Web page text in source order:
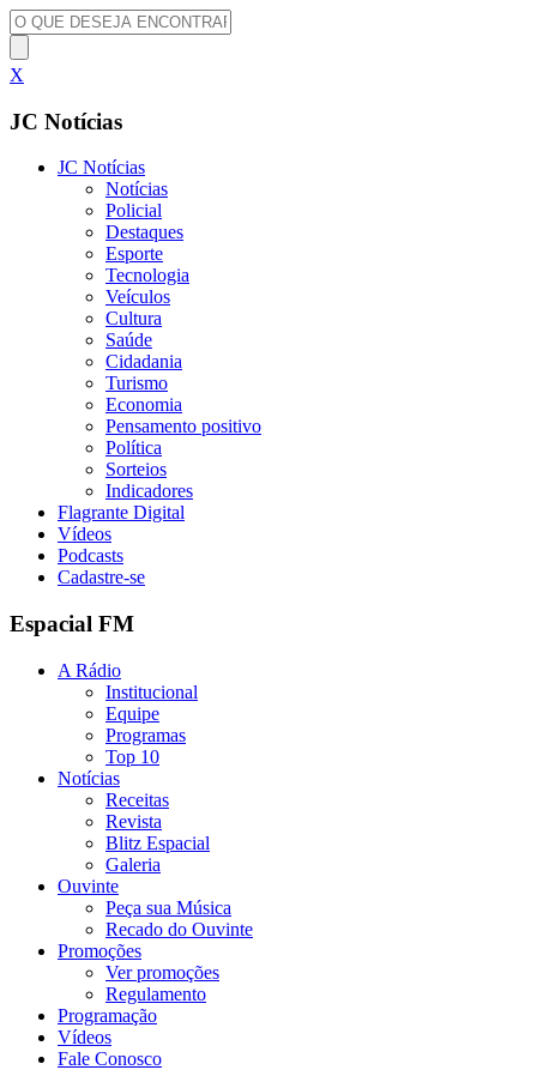
X
JC Notícias
JC Notícias
Notícias
Policial
Destaques
Esporte
Tecnologia
Veículos
Cultura
Saúde
Cidadania
Turismo
Economia
Pensamento positivo
Política
Sorteios
Indicadores
Flagrante Digital
Vídeos
Podcasts
Cadastre-se
Espacial FM
A Rádio
Institucional
Equipe
Programas
Top 10
Notícias
Receitas
Revista
Blitz Espacial
Galeria
Ouvinte
Peça sua Música
Recado do Ouvinte
Promoções
Ver promoções
Regulamento
Programação
Vídeos
Fale Conosco